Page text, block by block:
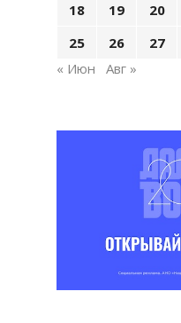
18
19 20
25
26 27
« Июн
Авг »